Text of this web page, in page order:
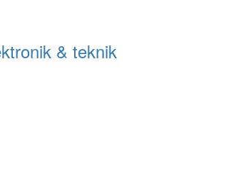
& teknik